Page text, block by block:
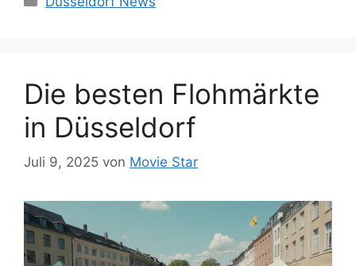
Die besten Flohmärkte
in Düsseldorf
Juli 9, 2025 von Movie Star